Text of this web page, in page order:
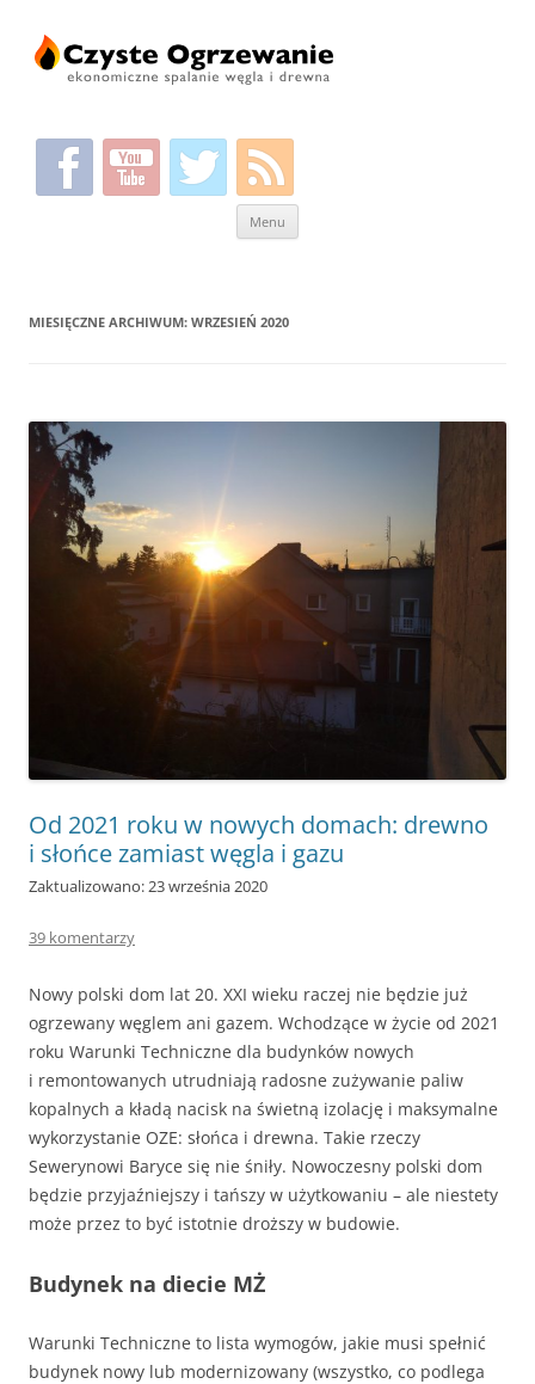
Menu
MIESIĘCZNE ARCHIWUM: WRZESIEŃ 2020
Od 2021 roku w nowych domach: drewno
i słońce zamiast węgla i gazu
Zaktualizowano: 23 września 2020
39 komentarzy
Nowy polski dom lat 20. XXI wieku raczej nie będzie już
ogrzewany węglem ani gazem. Wchodzące w życie od 2021
roku Warunki Techniczne dla budynków nowych
i remontowanych utrudniają radosne zużywanie paliw
kopalnych a kładą nacisk na świetną izolację i maksymalne
wykorzystanie OZE: słońca i drewna. Takie rzeczy
Sewerynowi Baryce się nie śniły. Nowoczesny polski dom
będzie przyjaźniejszy i tańszy w użytkowaniu – ale niestety
może przez to być istotnie droższy w budowie.
Budynek na diecie MŻ
Warunki Techniczne to lista wymogów, jakie musi spełnić
budynek nowy lub modernizowany (wszystko, co podlega